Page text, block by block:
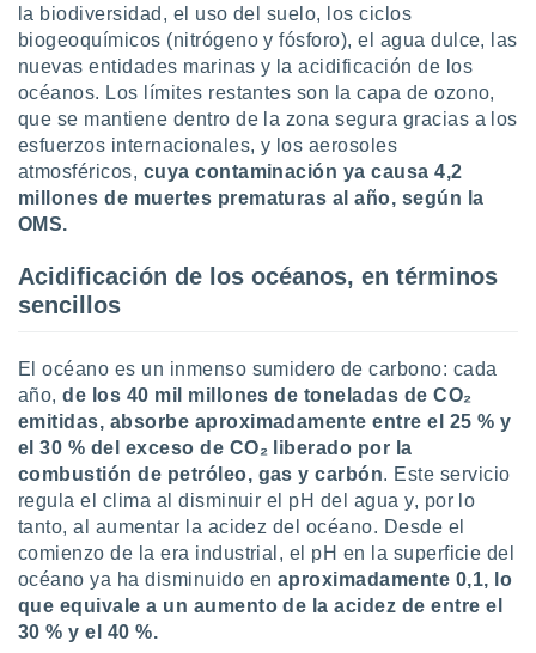
perfiles
utilizar
crear un
uso de
la
medir el
de la
el
de
o a través
de
de
de
uso de
con el
e
la biodiversidad, el uso del suelo, los ciclos
biogeoquímicos (nitrógeno y fósforo), el agua dulce, las
nuevas entidades marinas y la acidificación de los
océanos. Los límites restantes son la capa de ozono,
que se mantiene dentro de la zona segura gracias a los
esfuerzos internacionales, y los aerosoles
atmosféricos, cuya contaminación ya causa 4,2
millones de muertes prematuras al año, según la
OMS.
Acidificación de los océanos, en términos
sencillos
El océano es un inmenso sumidero de carbono: cada
año,de los 40 mil millones de toneladas de CO₂
emitidas, absorbe aproximadamente entre el 25 % y
el 30 % del exceso de CO₂ liberado por la
combustión de petróleo, gas y carbón. Este servicio
regula el clima al disminuir el pH del agua y, por lo
tanto, al aumentar la acidez del océano. Desde el
comienzo de la era industrial, el pH en la superficie del
océano ya ha disminuido en aproximadamente 0,1, lo
que equivale a un aumento de la acidez de entre el
30 % y el 40 %.